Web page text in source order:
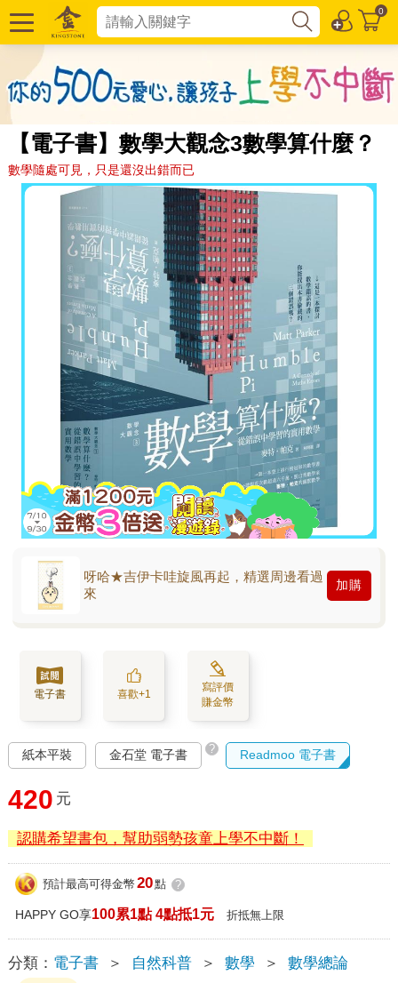
0
【電子書】數學大觀念3數學算什麼？
數學隨處可見，只是還沒出錯而已
呀哈★吉伊卡哇旋風再起，精選周邊看過
來
加購
電子書 喜歡+1
寫評價
賺金幣
紙本平裝 金石堂 電子書 ? Readmoo 電子書
420 元
認購希望書包，幫助弱勢孩童上學不中斷！
預計最高可得金幣 20點 ?
HAPPY GO享100累1點 4點抵1元 折抵無上限
分類： 電子書 ＞ 自然科普 ＞ 數學 ＞ 數學總論